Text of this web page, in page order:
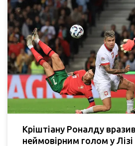
Кріштіану Роналду вразив
неймовірним голом у Лізі